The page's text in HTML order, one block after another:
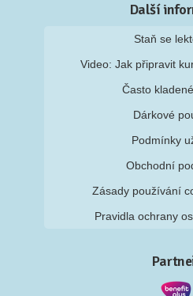
Další
Staň se
Video: Jak připravit
Často
Dárkové
Podmínky
Obchodní
Zásady používání
Pravidla ochrany